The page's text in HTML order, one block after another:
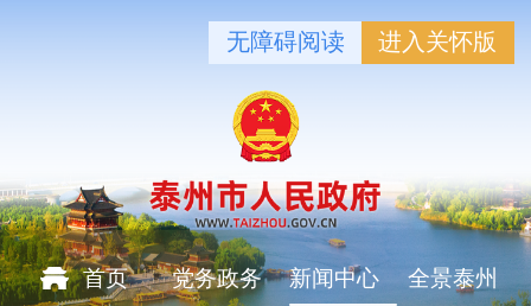
无障碍阅读 进入关怀版
首页 党务政务 新闻中心
全景泰州